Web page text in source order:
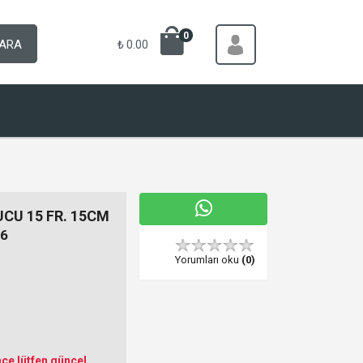
₺ 0.00
0
15 FR. 15CM
lütfen güncel
Yorumları oku (0)